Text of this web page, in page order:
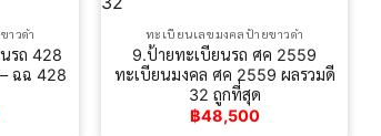
าวดำ
รถ 428
ฉฉ 428
ทะเบียนเลขมงคลป้ายขาวดำ
9.ป้ายทะเบียนรถ ศค 2559
ทะเบียนมงคล ศค 2559 ผลรวมดี
32 ถูกที่สุด
฿48,500